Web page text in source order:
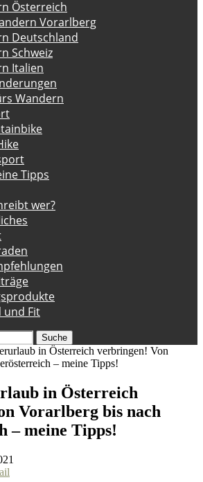
Österreich
Vorarlberg
Deutschland
Schweiz
Italien
Wandern
Tipps
wer?
und Fit
Suche
in Österreich verbringen! Von
– meine Tipps!
in Österreich
Vorarlberg bis nach
– meine Tipps!